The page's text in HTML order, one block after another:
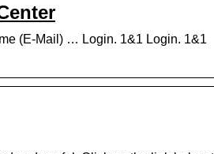
(E-Mail) … Login. 1&1 Login. 1&1